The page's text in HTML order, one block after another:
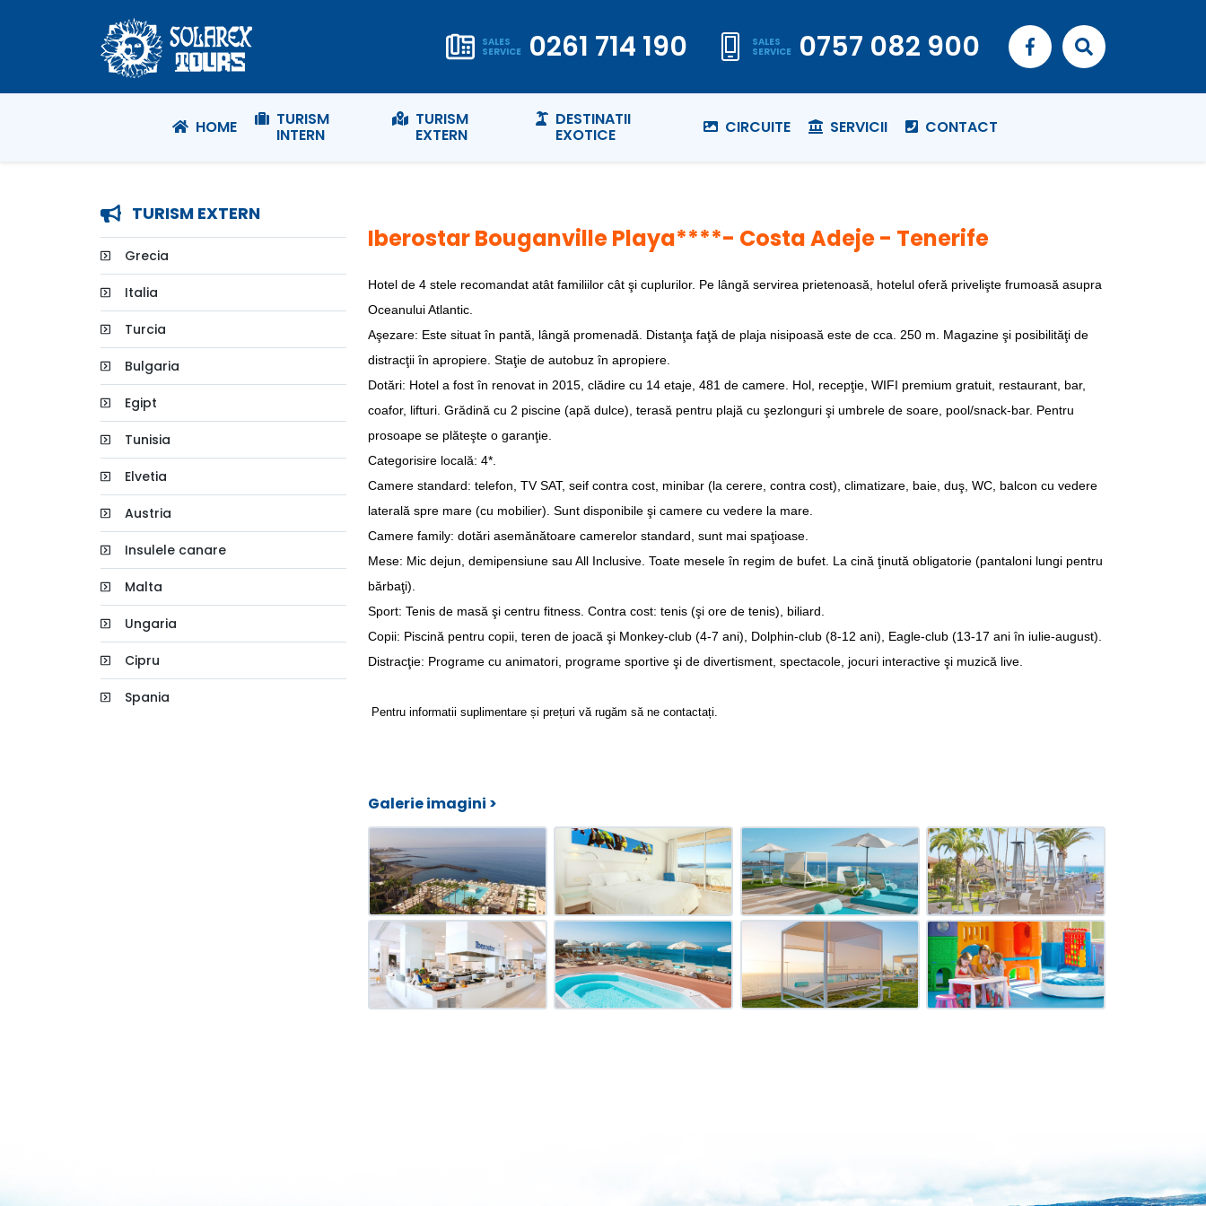
SALES
SERVICE 0261 714 190 SALES
SERVICE 0757 082 900
HOME TURISM
INTERN
TURISM
EXTERN
DESTINATII
EXOTICE CIRCUITE SERVICII CONTACT
TURISM EXTERN
Grecia
Italia
Turcia
Bulgaria
Egipt
Tunisia
Elvetia
Austria
Insulele canare
Malta
Ungaria
Cipru
Spania
Iberostar Bouganville Playa****- Costa Adeje - Tenerife
Hotel de 4 stele recomandat atât familiilor cât şi cuplurilor. Pe lângă servirea prietenoasă, hotelul oferă privelişte frumoasă asupra
Oceanului Atlantic.
Aşezare: Este situat în pantă, lângă promenadă. Distanţa faţă de plaja nisipoasă este de cca. 250 m. Magazine şi posibilităţi de
distracţii în apropiere. Staţie de autobuz în apropiere.
Dotări: Hotel a fost în renovat in 2015, clădire cu 14 etaje, 481 de camere. Hol, recepţie, WIFI premium gratuit, restaurant, bar,
coafor, lifturi. Grădină cu 2 piscine (apă dulce), terasă pentru plajă cu şezlonguri şi umbrele de soare, pool/snack-bar. Pentru
prosoape se plăteşte o garanţie.
Categorisire locală: 4*.
Camere standard: telefon, TV SAT, seif contra cost, minibar (la cerere, contra cost), climatizare, baie, duş, WC, balcon cu vedere
laterală spre mare (cu mobilier). Sunt disponibile şi camere cu vedere la mare.
Camere family: dotări asemănătoare camerelor standard, sunt mai spaţioase.
Mese: Mic dejun, demipensiune sau All Inclusive. Toate mesele în regim de bufet. La cină ţinută obligatorie (pantaloni lungi pentru
bărbaţi).
Sport: Tenis de masă şi centru fitness. Contra cost: tenis (şi ore de tenis), biliard.
Copii: Piscină pentru copii, teren de joacă şi Monkey-club (4-7 ani), Dolphin-club (8-12 ani), Eagle-club (13-17 ani în iulie-august).
Distracţie: Programe cu animatori, programe sportive şi de divertisment, spectacole, jocuri interactive şi muzică live.
Pentru informatii suplimentare și prețuri vă rugăm să ne contactați.
Galerie imagini >